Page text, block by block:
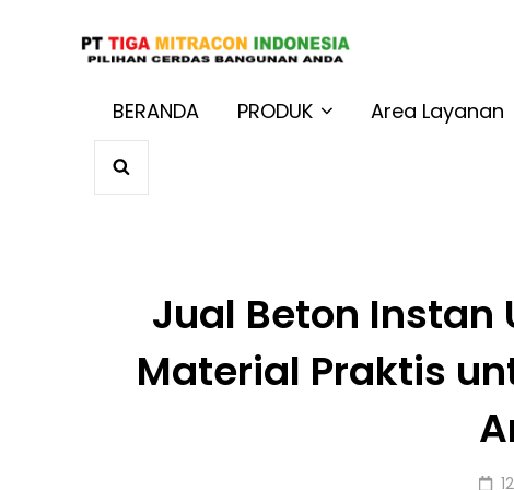
BERANDA PRODUK Area Layanan
Jual Beton Instan
Material Praktis